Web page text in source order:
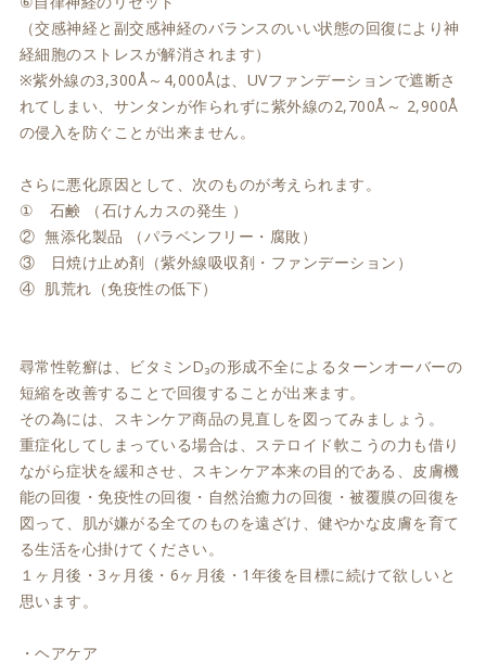
（交感神経と副交感神経のバランスのいい状態の回復により神
経細胞のストレスが解消されます）
※紫外線の3,300Å～4,000Åは、UVファンデーションで遮断さ
れてしまい、サンタンが作られずに紫外線の2,700Å～ 2,900Å
の侵入を防ぐことが出来ません。
さらに悪化原因として、次のものが考えられます。
① 石鹸 （石けんカスの発生 ）
② 無添化製品 （パラベンフリー・腐敗）
③ 日焼け止め剤（紫外線吸収剤・ファンデーション）
④ 肌荒れ（免疫性の低下）
尋常性乾癬は、ビタミンD₃の形成不全によるターンオーバーの
短縮を改善することで回復することが出来ます。
その為には、スキンケア商品の見直しを図ってみましょう。
重症化してしまっている場合は、ステロイド軟こうの力も借り
ながら症状を緩和させ、スキンケア本来の目的である、皮膚機
能の回復・免疫性の回復・自然治癒力の回復・被覆膜の回復を
図って、肌が嫌がる全てのものを遠ざけ、健やかな皮膚を育て
る生活を心掛けてください。
１ヶ月後・3ヶ月後・6ヶ月後・1年後を目標に続けて欲しいと
思います。
・ヘアケア